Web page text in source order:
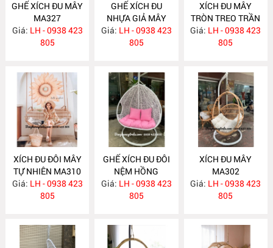
GHẾ XÍCH ĐU MÂY
MA327
Giá: LH - 0938 423
805
GHẾ XÍCH ĐU
NHỰA GIẢ MÂY
NH132
Giá: LH - 0938 423
805
XÍCH ĐU MÂY
TRÒN TREO TRẦN
NHÀ MA313
Giá: LH - 0938 423
805
XÍCH ĐU ĐÔI MÂY
TỰ NHIÊN MA310
Giá: LH - 0938 423
805
GHẾ XÍCH ĐU ĐÔI
NỆM HỒNG
NH123
Giá: LH - 0938 423
805
XÍCH ĐU MÂY
MA302
Giá: LH - 0938 423
805